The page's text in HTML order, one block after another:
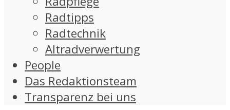
Radtipps
Radtechnik
Altradverwertung
People
Das Redaktionsteam
Transparenz bei uns